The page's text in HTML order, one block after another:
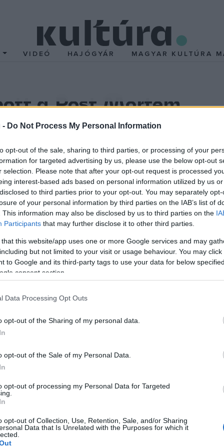
- Do Not Process My Personal Information
opt-out of the sale, sharing to third parties, or processing of your
for targeted advertising by us, please use the below opt-out
selection. Please note that after your opt-out request is processed
interest-based ads based on personal information utilized by us
to third parties prior to your opt-out. You may separately
of your personal information by third parties on the IAB’s list of
This information may also be disclosed by us to third parties on the
Participants that may further disclose it to other third parties.
that this website/app uses one or more Google services and may
but not limited to your visit or usage behaviour. You may
to Google and its third-party tags to use your data for below
consent section.
Data Processing Opt Outs
opt-out of the Sharing of my personal data.
opt-out of the Sale of my Personal Data.
opt-out of processing my Personal Data for Targeted
opt-out of Collection, Use, Retention, Sale, and/or Sharing
Data that Is Unrelated with the Purposes for which it
VIDEÓ HAJÓGYÁR MAGYAR KULTÚRA
a Post Mortem
Horrorfilm Fesztiválon. A Bergendy Péter rendezésében,
a svájci Bruggban április végén tartott szemlén, ennek
szerdán.
Filmfesztiválon versenyez, ahol a szervezők nem
év legkeresettebb és legtöbb országba eladott magyar
Kanadában több díjat nyert a legnépszerűbb
és orosz forgalmazóknak is értékesítette Európában,
az Egyesült Államokra és Kanadára is megvásárolták helyi
időszaka alatt játszódó
alkotóit tavaly a
zsűrije. A Szupermodern Stúdió gyártásában készült mozi